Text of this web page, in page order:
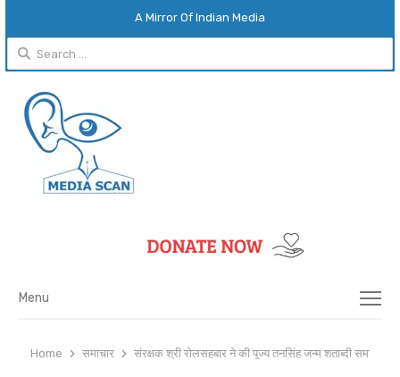
A Mirror Of Indian Media
Search
for:
Menu
Menu
Home समाचार संरक्षक श्री रोलसहबार ने की पूज्य तनसिंह जन्म शताब्दी समारोह